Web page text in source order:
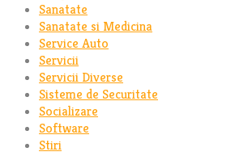
Sanatate
Sanatate si Medicina
Service Auto
Servicii
Servicii Diverse
Sisteme de Securitate
Socializare
Software
Stiri